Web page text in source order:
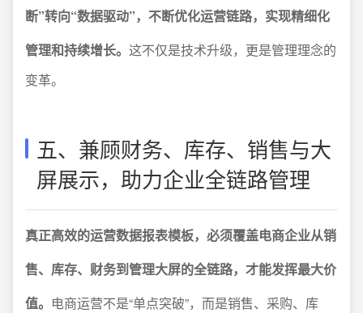
断”转向“数据驱动”，不断优化运营链路，实现精细化
管理和持续增长。 这不仅是技术升级，更是管理理念的
变革。
五、兼顾财务、库存、销售与大
屏展示，助力企业全链路管理
真正高效的运营数据报表模板，必须覆盖电商企业从销
售、库存、财务到管理大屏的全链路，才能发挥最大价
值。 电商运营不是“单点突破”，而是销售、采购、库